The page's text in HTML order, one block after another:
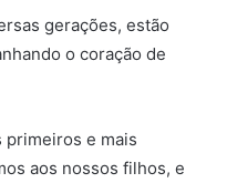
gerações, estão
o coração de
primeiros e mais
aos nossos filhos, e